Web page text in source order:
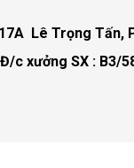
Lê Trọng Tấn,
Đ/c xưởng SX : B3/